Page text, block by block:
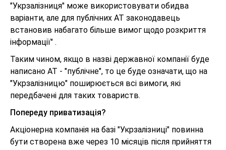
"Укрзалізниця" може використовувати обидва
варіанти, але для публічних АТ законодавець
встановив набагато більше вимог щодо розкриття
інформації" .
Таким чином, якщо в назві державної компанії буде
написано АТ - "публічне", то це буде означати, що на
"Укрзалізницю" поширюється всі вимоги, які
передбачені для таких товариств.
Попереду приватизація?
Акціонерна компанія на базі "Укрзалізниці" повинна
бути створена вже через 10 місяців після прийняття